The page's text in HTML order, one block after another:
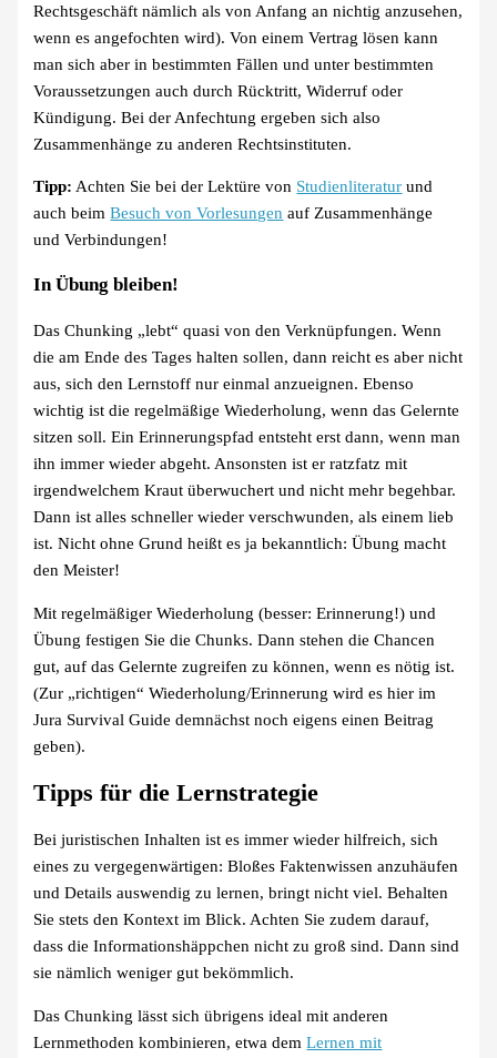
Rechtsgeschäft nämlich als von Anfang an nichtig anzusehen,
wenn es angefochten wird). Von einem Vertrag lösen kann
man sich aber in bestimmten Fällen und unter bestimmten
Voraussetzungen auch durch Rücktritt, Widerruf oder
Kündigung. Bei der Anfechtung ergeben sich also
Zusammenhänge zu anderen Rechtsinstituten.
Tipp: Achten Sie bei der Lektüre von Studienliteratur und
auch beimBesuch von Vorlesungen auf Zusammenhänge
und Verbindungen!
In Übung bleiben!
Das Chunking „lebt“ quasi von den Verknüpfungen. Wenn
die am Ende des Tages halten sollen, dann reicht es aber nicht
aus, sich den Lernstoff nur einmal anzueignen. Ebenso
wichtig ist die regelmäßige Wiederholung, wenn das Gelernte
sitzen soll. Ein Erinnerungspfad entsteht erst dann, wenn man
ihn immer wieder abgeht. Ansonsten ist er ratzfatz mit
irgendwelchem Kraut überwuchert und nicht mehr begehbar.
Dann ist alles schneller wieder verschwunden, als einem lieb
ist. Nicht ohne Grund heißt es ja bekanntlich: Übung macht
den Meister!
Mit regelmäßiger Wiederholung (besser: Erinnerung!) und
Übung festigen Sie die Chunks. Dann stehen die Chancen
gut, auf das Gelernte zugreifen zu können, wenn es nötig ist.
(Zur „richtigen“ Wiederholung/Erinnerung wird es hier im
Jura Survival Guide demnächst noch eigens einen Beitrag
geben).
Tipps für die Lernstrategie
Bei juristischen Inhalten ist es immer wieder hilfreich, sich
eines zu vergegenwärtigen: Bloßes Faktenwissen anzuhäufen
und Details auswendig zu lernen, bringt nicht viel. Behalten
Sie stets den Kontext im Blick. Achten Sie zudem darauf,
dass die Informationshäppchen nicht zu groß sind. Dann sind
sie nämlich weniger gut bekömmlich.
Das Chunking lässt sich übrigens ideal mit anderen
Lernmethoden kombinieren, etwa demLernen mit